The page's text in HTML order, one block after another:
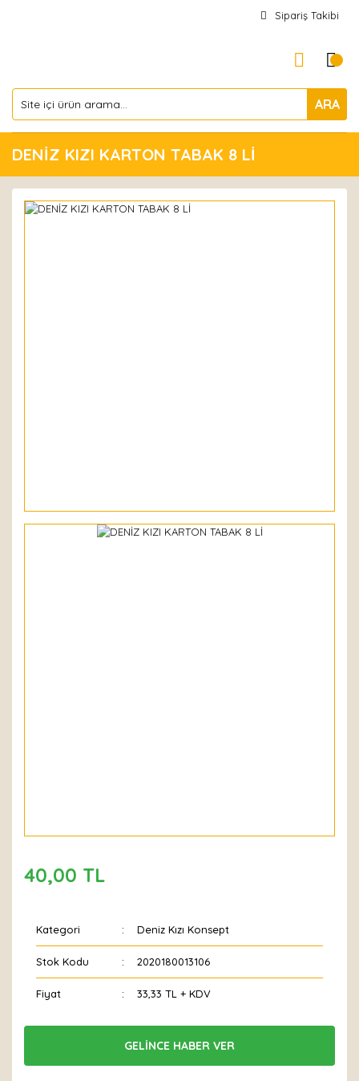
Sipariş Takibi
ARA
DENİZ KIZI KARTON TABAK 8 Lİ
40,00 TL
Kategori Deniz Kızı Konsept
Stok Kodu 2020180013106
Fiyat 33,33 TL + KDV
GELİNCE HABER VER